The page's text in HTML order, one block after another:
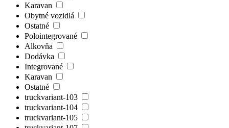
Karavan
Obytné vozidlá
Ostatné
Polointegrované
Alkovňa
Dodávka
Integrované
Karavan
Ostatné
truckvariant-103
truckvariant-104
truckvariant-105